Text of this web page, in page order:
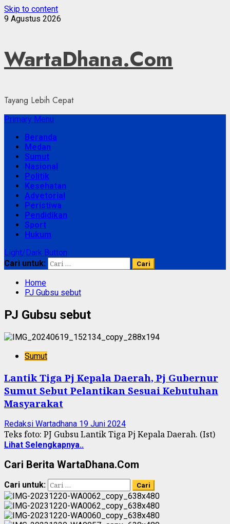
Skip to content
9 Agustus 2026
WartaDhana.Com
Tayang Lebih Cepat
Primary Menu
Beranda
Medan
Sumut
Nasional
Politik
Kesehatan
Advetorial
Peristiwa
Pendidikan
Sport
Hukum
Light/Dark Button
Cari untuk:
Home
PJ Gubsu sebut
PJ Gubsu sebut
Sumut
Lantik Tiga Pj Kepala Daerah, Pj Gubernur
Sumut Sebut Pelantikan Sesuai Kebutuhan
Masyarakat
Redaksi Wartadhana 19 Juni 2024
Teks foto: PJ Gubsu Lantik Tiga Pj Kepala Daerah. (Ist)
Lihat Selengkapnya..
Cari Berita WartaDhana.Com
Cari untuk: